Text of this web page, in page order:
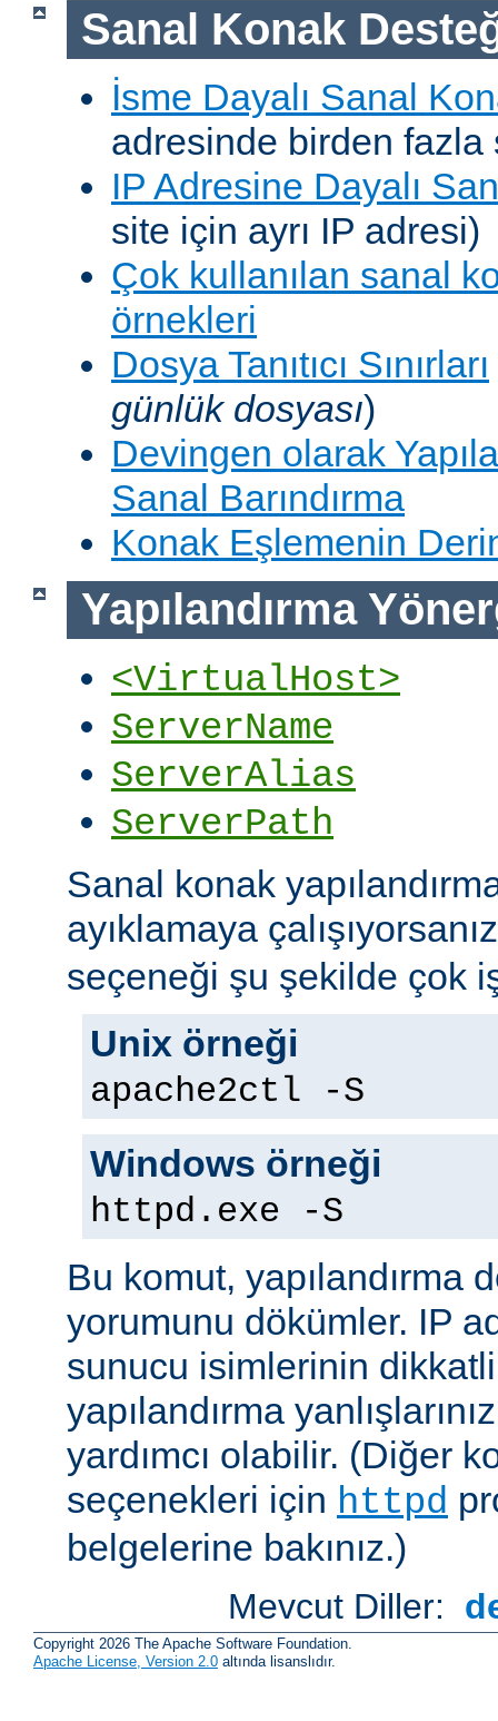
Sanal Konak
İsme Dayalı Sanal
adresinde birden fazla
IP Adresine Dayalı
site için ayrı IP adresi)
Çok kullanılan sanal
örnekleri
Dosya Tanıtıcı Sınırları
günlük dosyası)
Devingen olarak
Sanal Barındırma
Konak Eşlemenin
Yapılandırma
<VirtualHost>
ServerName
ServerAlias
ServerPath
Sanal konak
ayıklamaya
seçeneği şu şekilde çok
Unix örneği
apache2ctl -S
Windows örneği
httpd.exe -S
Bu komut, yapılandırma
yorumunu dökümler. IP
sunucu isimlerinin
yapılandırma
yardımcı olabilir. (Diğer
seçenekleri için httpd
belgelerine bakınız.)
Mevcut Diller:
Copyright 2026 The Apache Software Foundation.
Apache License, Version 2.0 altında lisanslıdır.